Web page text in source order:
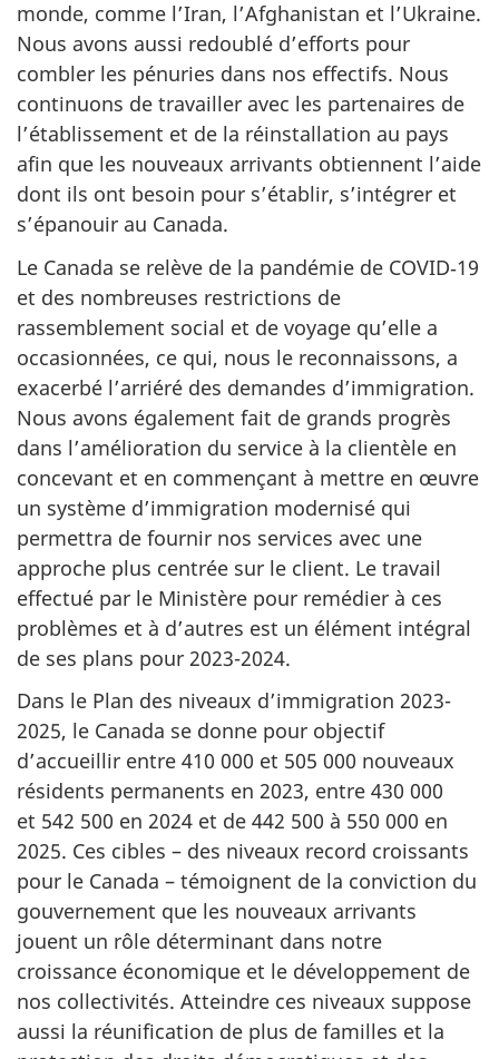
monde, comme l’Iran, l’Afghanistan et l’Ukraine.
Nous avons aussi redoublé d’efforts pour
combler les pénuries dans nos effectifs. Nous
continuons de travailler avec les partenaires de
l’établissement et de la réinstallation au pays
afin que les nouveaux arrivants obtiennent l’aide
dont ils ont besoin pour s’établir, s’intégrer et
s’épanouir au Canada.
Le Canada se relève de la pandémie de COVID‑19
et des nombreuses restrictions de
rassemblement social et de voyage qu’elle a
occasionnées, ce qui, nous le reconnaissons, a
exacerbé l’arriéré des demandes d’immigration.
Nous avons également fait de grands progrès
dans l’amélioration du service à la clientèle en
concevant et en commençant à mettre en œuvre
un système d’immigration modernisé qui
permettra de fournir nos services avec une
approche plus centrée sur le client. Le travail
effectué par le Ministère pour remédier à ces
problèmes et à d’autres est un élément intégral
de ses plans pour 2023-2024.
Dans le Plan des niveaux d’immigration 2023-
2025, le Canada se donne pour objectif
d’accueillir entre 410 000 et 505 000 nouveaux
résidents permanents en 2023, entre 430 000
et 542 500 en 2024 et de 442 500 à 550 000 en
2025. Ces cibles – des niveaux record croissants
pour le Canada – témoignent de la conviction du
gouvernement que les nouveaux arrivants
jouent un rôle déterminant dans notre
croissance économique et le développement de
nos collectivités. Atteindre ces niveaux suppose
aussi la réunification de plus de familles et la